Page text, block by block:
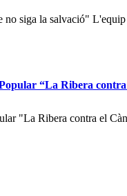
siga la salvació"
“La Ribera
"La Ribera contra el